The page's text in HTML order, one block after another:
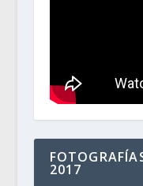
2017